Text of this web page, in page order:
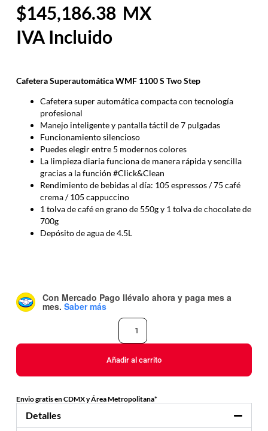
145,186.38
Cafetera Superautomática WMF 1100 S Two Step
Cafetera super automática compacta con tecnología
profesional
Manejo inteligente y pantalla táctil de 7 pulgadas
Funcionamiento silencioso
Puedes elegir entre 5 modernos colores
La limpieza diaria funciona de manera rápida y sencilla
gracias a la función #Click&Clean
Rendimiento de bebidas al día: 105 espressos / 75 café
crema / 105 cappuccino
1 tolva de café en grano de 550g y 1 tolva de chocolate de
700g
Depósito de agua de 4.5L
Con Mercado Pago llévalo ahora y paga mes a
mes. Saber más
Añadir al carrito
Envio gratis en CDMX y Área Metropolitana*
Detalles